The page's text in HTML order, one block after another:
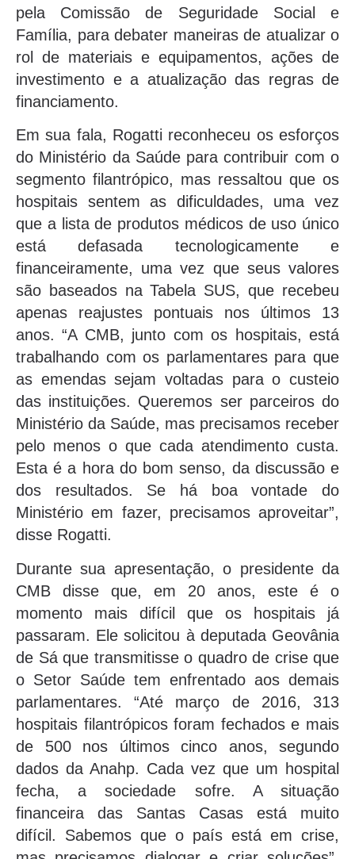
pela Comissão de Seguridade Social e
Família, para debater maneiras de atualizar o
rol de materiais e equipamentos, ações de
investimento e a atualização das regras de
financiamento.
Em sua fala, Rogatti reconheceu os esforços
do Ministério da Saúde para contribuir com o
segmento filantrópico, mas ressaltou que os
hospitais sentem as dificuldades, uma vez
que a lista de produtos médicos de uso único
está defasada tecnologicamente e
financeiramente, uma vez que seus valores
são baseados na Tabela SUS, que recebeu
apenas reajustes pontuais nos últimos 13
anos. “A CMB, junto com os hospitais, está
trabalhando com os parlamentares para que
as emendas sejam voltadas para o custeio
das instituições. Queremos ser parceiros do
Ministério da Saúde, mas precisamos receber
pelo menos o que cada atendimento custa.
Esta é a hora do bom senso, da discussão e
dos resultados. Se há boa vontade do
Ministério em fazer, precisamos aproveitar”,
disse Rogatti.
Durante sua apresentação, o presidente da
CMB disse que, em 20 anos, este é o
momento mais difícil que os hospitais já
passaram. Ele solicitou à deputada Geovânia
de Sá que transmitisse o quadro de crise que
o Setor Saúde tem enfrentado aos demais
parlamentares. “Até março de 2016, 313
hospitais filantrópicos foram fechados e mais
de 500 nos últimos cinco anos, segundo
dados da Anahp. Cada vez que um hospital
fecha, a sociedade sofre. A situação
financeira das Santas Casas está muito
difícil. Sabemos que o país está em crise,